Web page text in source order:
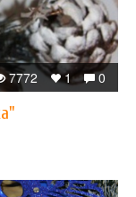
0
1
7772